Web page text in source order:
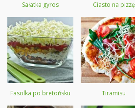
Sałatka gyros Ciasto na pizzę
Fasolka po bretońsku Tiramisu